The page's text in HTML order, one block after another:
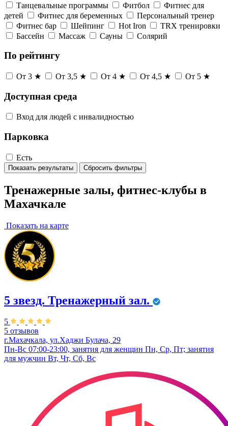
Танцевальные программы
Фитбол
Фитнес для
детей
Фитнес для беременных
Персональный тренер
Фитнес бар
Шейпинг Hot Iron
TRX тренировки
Бассейн
Массаж Сауны Солярий
По рейтингу
От 3 ★ От 3,5 ★ От 4 ★ От 4,5 ★ От 5 ★
Доступная среда
Вход для людей с инвалидностью
Парковка
Есть
Показать результаты Сбросить фильтры
Тренажерные залы, фитнес-клубы в
Махачкале
Показать на карте
5 звезд. Тренажерный зал.
5
5 отзывов
г.Махачкала, ул.Хаджи Булача, 29
Пн-Вс 07:00-23:00, занятия для женщин Пн, Ср, Пт; занятия
для мужчин Вт, Чт, Сб, Вс